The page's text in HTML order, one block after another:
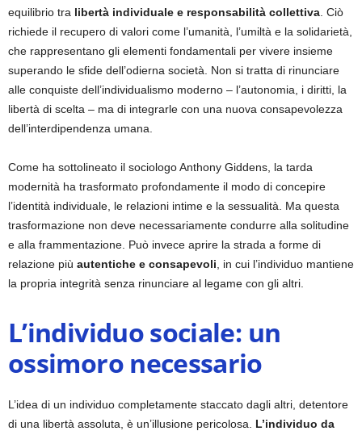
equilibrio tra libertà individuale e responsabilità collettiva . Ciò
richiede il recupero di valori come l’umanità, l’umiltà e la solidarietà,
che rappresentano gli elementi fondamentali per vivere insieme
superando le sfide dell’odierna società. Non si tratta di rinunciare
alle conquiste dell’individualismo moderno – l’autonomia, i diritti, la
libertà di scelta – ma di integrarle con una nuova consapevolezza
dell’interdipendenza umana.
Come ha sottolineato il sociologo Anthony Giddens, la tarda
modernità ha trasformato profondamente il modo di concepire
l’identità individuale, le relazioni intime e la sessualità. Ma questa
trasformazione non deve necessariamente condurre alla solitudine
e alla frammentazione. Può invece aprire la strada a forme di
relazione più autentiche e consapevoli , in cui l’individuo mantiene
la propria integrità senza rinunciare al legame con gli altri.
L’individuo sociale: un
ossimoro necessario
L’idea di un individuo completamente staccato dagli altri, detentore
di una libertà assoluta, è un’illusione pericolosa. L’individuo da